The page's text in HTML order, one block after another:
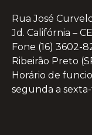
Rua José
Jd. Califórnia –
Fone (16) 3602-
Ribeirão Preto
Horário de
segunda a sexta-